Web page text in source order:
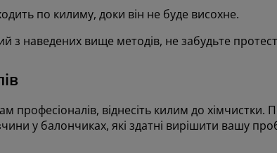
по килиму, доки він не буде висохне.
наведених вище методів, не забудьте
професіоналів, віднесіть килим до
у балончиках, які здатні вирішити вашу